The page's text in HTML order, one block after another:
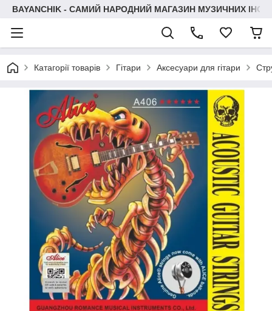
BAYANCHIK - САМИЙ НАРОДНИЙ МАГАЗИН МУЗИЧНИХ
Катагорії товарів Гітари Аксесуари для гітари